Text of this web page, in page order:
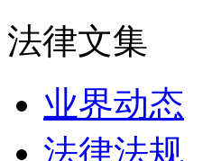
法律文集
业界动态
法律法规